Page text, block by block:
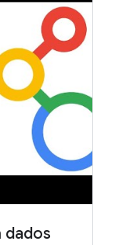
dados